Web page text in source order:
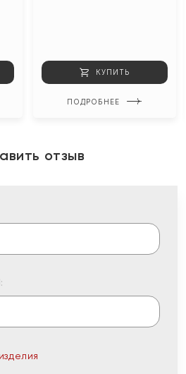
КУПИТЬ
ПОДРОБНЕЕ
отзыв